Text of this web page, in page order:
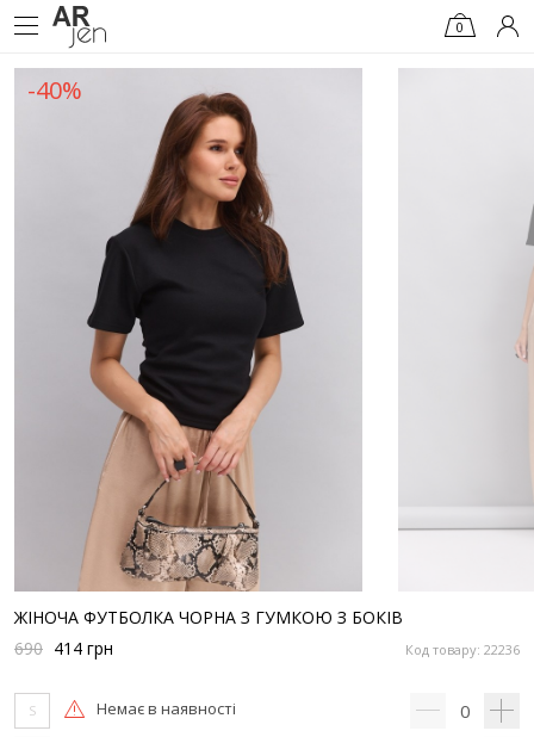
0
-40%
ЖІНОЧА ФУТБОЛКА ЧОРНА З ГУМКОЮ З БОКІВ
Код товару: 22236
690 414 грн
S Немає в наявності 0